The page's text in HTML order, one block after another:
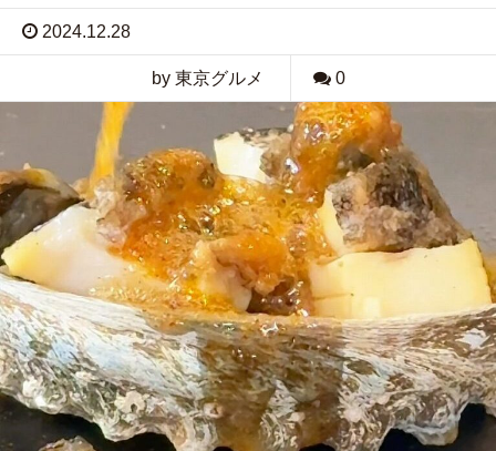
2024.12.28
by 東京グルメ 0